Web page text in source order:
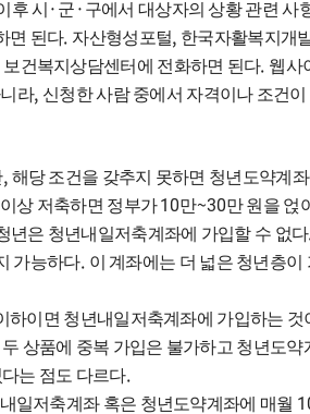
후 시 · 군 · 구에서 대상자의 상황 관련 사
면 된다. 자산형성포털, 한국자활복지개
보건복지상담센터에 전화하면 된다. 웹사
라, 신청한 사람 중에서 자격이나 조건
, 해당 조건을 갖추지 못하면 청년도약계
상 저축하면 정부가10만~30만 원을 얹
년은 청년내일저축계좌에 가입할 수 없다
가능하다. 이 계좌에는 더 넓은 청년층이
이면 청년내일저축계좌에 가입하는 것
상품에 중복 가입은 불가하고 청년도
는 점도 다르다.
일저축계좌 혹은 청년도약계좌에 매월